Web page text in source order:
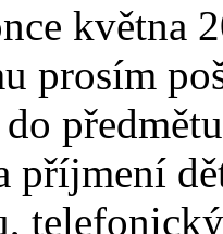
května
prosím
příjmení